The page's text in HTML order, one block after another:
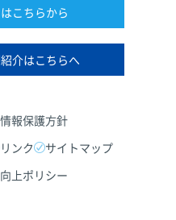
こちらから
介はこちらへ
報保護方針
リンク
サイトマップ
上ポリシー